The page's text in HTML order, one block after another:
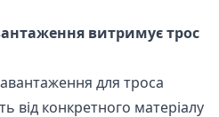
витримує трос
для троса
від конкретного матеріалу